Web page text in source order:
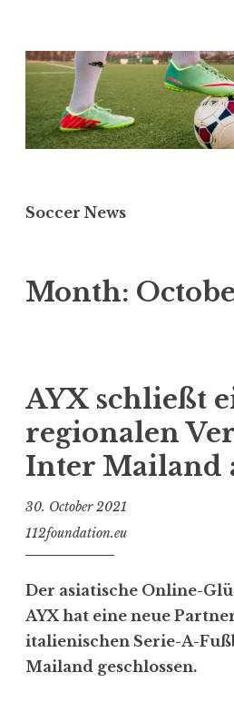
Skip
content
Soccer News
Month:
AYX schließt
regionalen
Inter Mailand
30. October 2021
112foundation.eu
Der asiatische Online-
AYX hat eine neue
italienischen Serie-A-
Mailand geschlossen.